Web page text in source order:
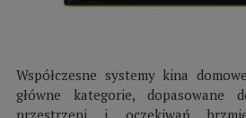
Współczesne systemy kina
główne kategorie, dopasowane
przestrzeni i oczekiwań